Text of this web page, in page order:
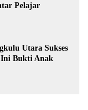
Pelajar
Utara Sukses
Bukti Anak